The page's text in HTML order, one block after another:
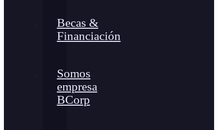
Becas &
Financiación
Somos
empresa
BCorp